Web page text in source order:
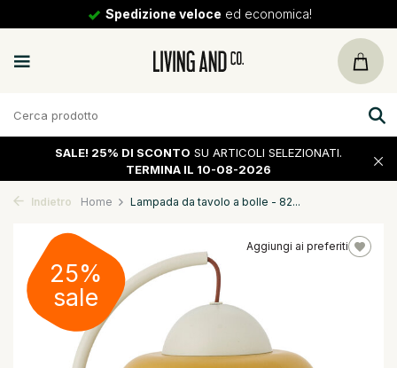
Spedizione veloce ed economica!
SALE! 25% DI SCONTO SU ARTICOLI SELEZIONATI.
TERMINA IL 10-08-2026
Indietro Home Lampada da tavolo a bolle - 82...
Aggiungi ai preferiti
25%
sale